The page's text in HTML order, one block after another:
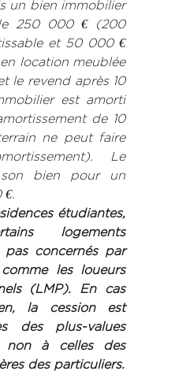
un bien immobilier
250 000 € (200
et 50 000 €
location meublée
le revend après 10
est amorti
de 10
ne peut faire
Le
bien pour un
€.
étudiantes,
logements
concernés par
les loueurs
(LMP). En cas
la cession est
des plus-values
non à celles des
des particuliers.